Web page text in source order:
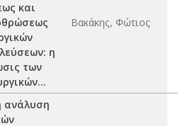
και
η
των
Βακάκης, Φώτιος
ανάλυση